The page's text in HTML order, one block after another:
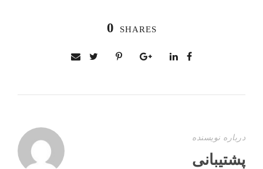
0 SHARES
درباره نویسنده
پشتیبانی